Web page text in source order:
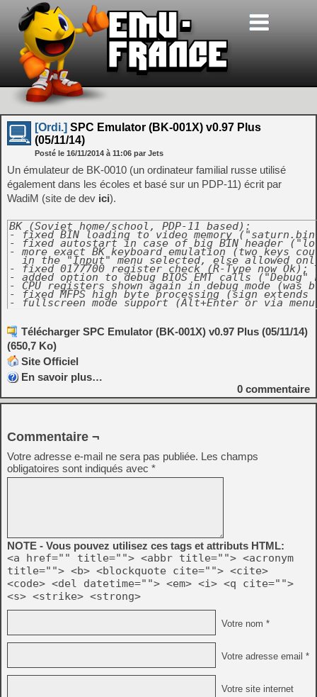
[Ordi.] SPC Emulator (BK-001X) v0.97 Plus
(05/11/14)
Posté le 16/11/2014 à 11:06 par Jets
Un émulateur de BK-0010 (un ordinateur familial russe utilisé
également dans les écoles et basé sur un PDP-11) écrit par
WadiM (site de dev ici).
BK (Soviet home/school, PDP-11 based):
- fixed BIN loading to video memory
- fixed autostart in case of big BIN header
- more exact BK keyboard emulation (two keys
in the "Input" menu selected, else allowed
- fixed 0177700 register check (R-Type now Ok);
- added option to debug BIOS EMT calls
- CPU registers shown again in debug mode
- fixed MFPS high byte processing (sign
- fullscreen mode support (Alt+Enter or via
Télécharger SPC Emulator (BK-001X) v0.97 Plus (05/11/14)
(650,7 Ko)
Site Officiel
En savoir plus…
0 commentaire
Commentaire ¬
Votre adresse e-mail ne sera pas publiée. Les champs
obligatoires sont indiqués avec *
NOTE - Vous pouvez utilisez ces tags et attributs HTML:
<a href="" title=""> <abbr title=""> <acronym
title=""> <b> <blockquote cite=""> <cite>
<code> <del datetime=""> <em> <i> <q cite="">
<s> <strike> <strong>
Votre nom *
Votre adresse email *
Votre site internet